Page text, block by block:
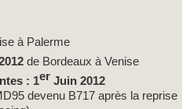
à Palerme
de Bordeaux à Venise
: 1er Juin 2012
devenu B717 après la reprise